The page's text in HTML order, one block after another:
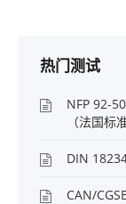
热门测试
NFP 92-
（法国标
DIN
CAN/